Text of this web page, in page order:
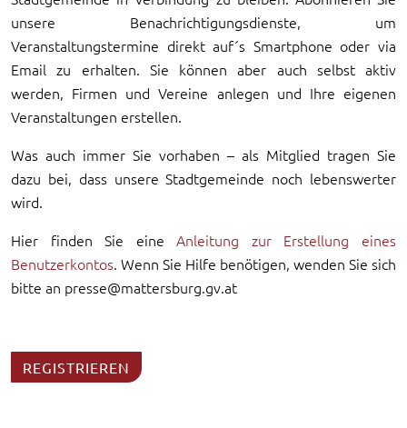
unsere Benachrichtigungsdienste, um
Veranstaltungstermine direkt auf´s Smartphone oder via
Email zu erhalten. Sie können aber auch selbst aktiv
werden, Firmen und Vereine anlegen und Ihre eigenen
Veranstaltungen erstellen.
Was auch immer Sie vorhaben – als Mitglied tragen Sie
dazu bei, dass unsere Stadtgemeinde noch lebenswerter
wird.
Hier finden Sie eineAnleitung zur Erstellung eines
Benutzerkontos. Wenn Sie Hilfe benötigen, wenden Sie sich
bitte an presse@mattersburg.gv.at
REGISTRIEREN